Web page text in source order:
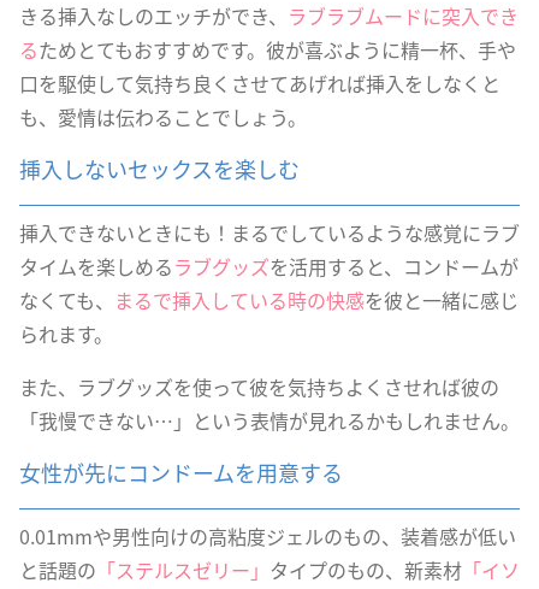
きる挿入なしのエッチができ、 ラブラブムードに突入でき
るためとてもおすすめです。彼が喜ぶように精一杯、手や
口を駆使して気持ち良くさせてあげれば挿入をしなくと
も、愛情は伝わることでしょう。
挿入しないセックスを楽しむ
挿入できないときにも！まるでしているような感覚にラブ
タイムを楽しめるラブグッズを活用すると、コンドームが
なくても、 まるで挿入している時の快感を彼と一緒に感じ
られます。
また、ラブグッズを使って彼を気持ちよくさせれば彼の
「我慢できない…」という表情が見れるかもしれません。
女性が先にコンドームを用意する
0.01mmや男性向けの高粘度ジェルのもの、装着感が低い
と話題の 「ステルスゼリー」 タイプのもの、新素材 「イソ